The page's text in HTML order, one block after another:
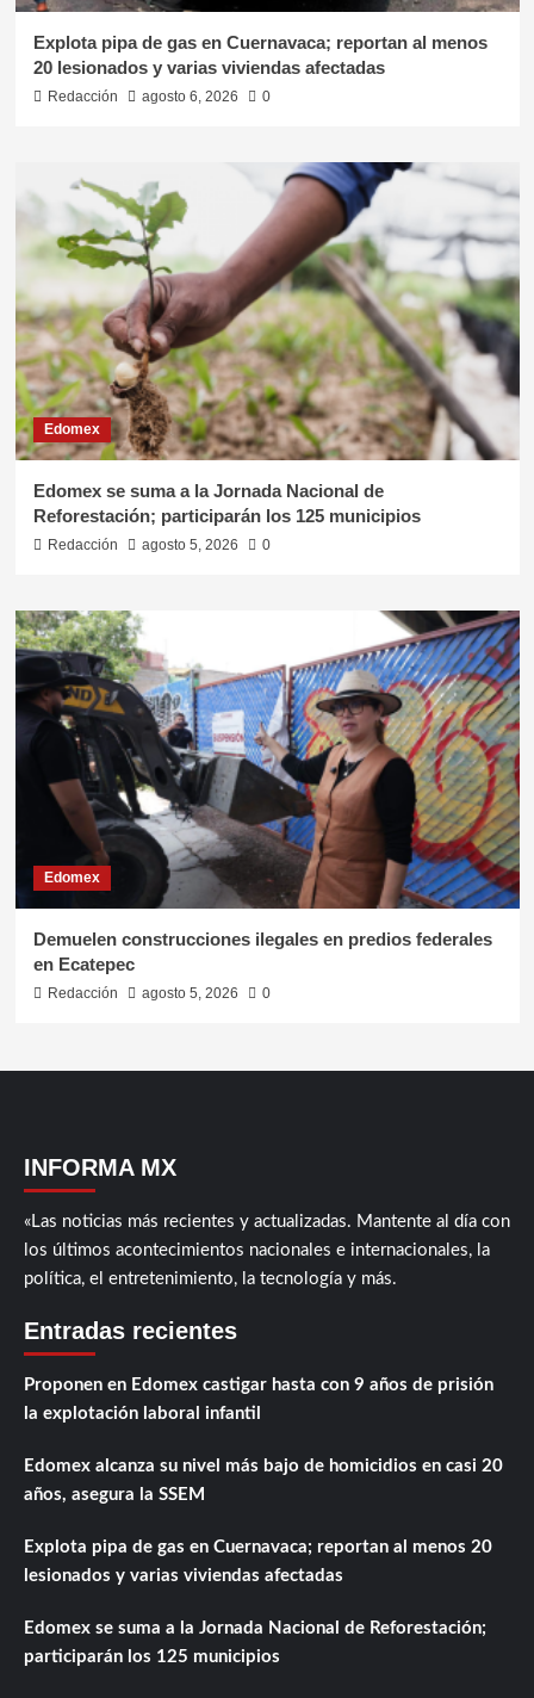
Explota pipa de gas en Cuernavaca; reportan al menos
20 lesionados y varias viviendas afectadas
Redacción agosto 6, 2026 0
Edomex
Edomex se suma a la Jornada Nacional de
Reforestación; participarán los 125 municipios
Redacción agosto 5, 2026 0
Edomex
Demuelen construcciones ilegales en predios federales
en Ecatepec
Redacción agosto 5, 2026 0
INFORMA MX
«Las noticias más recientes y actualizadas. Mantente al día con
los últimos acontecimientos nacionales e internacionales, la
política, el entretenimiento, la tecnología y más.
Entradas recientes
Proponen en Edomex castigar hasta con 9 años de prisión
la explotación laboral infantil
Edomex alcanza su nivel más bajo de homicidios en casi 20
años, asegura la SSEM
Explota pipa de gas en Cuernavaca; reportan al menos 20
lesionados y varias viviendas afectadas
Edomex se suma a la Jornada Nacional de Reforestación;
participarán los 125 municipios